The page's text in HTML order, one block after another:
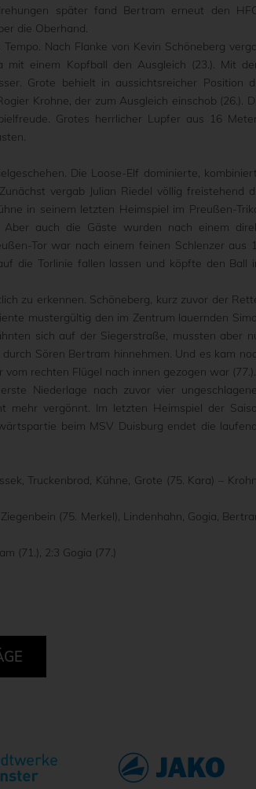
später fand Bertram erneut den
die Oberhand.
Nach Flanke von Kevin Schöneberg
einem Kopfball den Ausgleich (23.). Mit
Grote behielt in aussichtsreicher Position
Krohne, der zum Ausgleich einschob (26.).
Grotes herrlicher Lupfer aus 16
Die Loose-Elf dominierte,
vergab Julian Riedel völlig freistehend
in seinem letzten Heimspiel im Preußen-
auch die Gäste wurden nach einem
Tor war nach einem feinen Schlenzer aus
die Torlinie fallen lassen und köpfte den Ball
zu erkennen. Schöneberg, kurz zuvor der
mustergültig den im Zentrum lauernden
sich auf der Siegerstraße, mussten aber
Sören Bertram hinnehmen. Und es kam
rechten Flügel nach innen gezogen war (77.).
Niederlage nach zuvor vier
mehr vergönnt. Im letzten Heimspiel der
beim MSV Duisburg endet die
Truckenbrod, Kühne, Grote (75. Kara) –
(75. Merkel), Lindenhahn, Gogia,
(71.), 2:3 Gogia (77.)